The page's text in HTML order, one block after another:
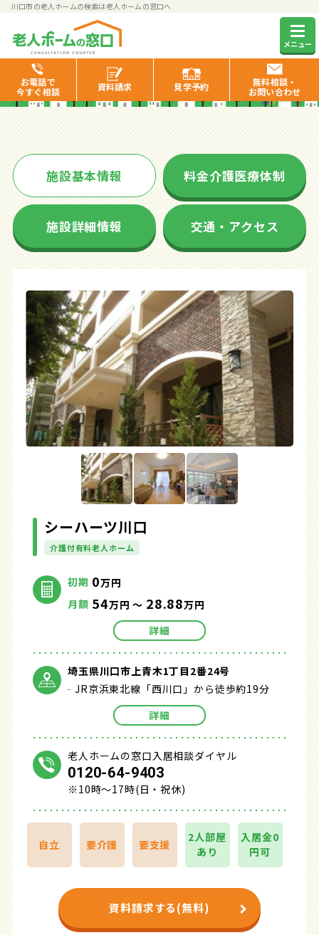
川口市の老人ホームの検索は老人ホームの窓口へ
メニュー
お電話で
今すぐ相談
資料請求 見学予約
無料相談・
お問い合わせ
シーハーツ川口
施設基本情報 料金介護医療体制
施設詳細情報 交通・アクセス
シーハーツ川口
介護付有料老人ホーム
初期 0万円
月額 54万円 ～ 28.88万円
詳細
埼玉県川口市上青木1丁目2番24号
JR京浜東北線「西川口」から徒歩約19分
詳細
老人ホームの窓口入居相談ダイヤル
0120-64-9403
※10時～17時(日・祝休)
自立 要介護 要支援
2人部屋
あり
入居金0
円可
資料請求する(無料)